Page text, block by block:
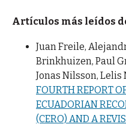
Artículos más leídos
Juan Freile,
Brinkhuizen, Paul
Jonas Nilsson,
FOURTH REPORT
ECUADORIAN
(CERO) AND A